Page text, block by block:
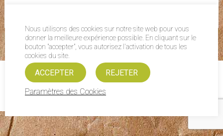
Nous utilisons des cookies sur notre site web pour vous
donner la meilleure expérience possible. En cliquant sur le
bouton "accepter", vous autorisez l'activation de tous les
cookies du site.
ACCEPTER
REJETER
Paramètres des Cookies